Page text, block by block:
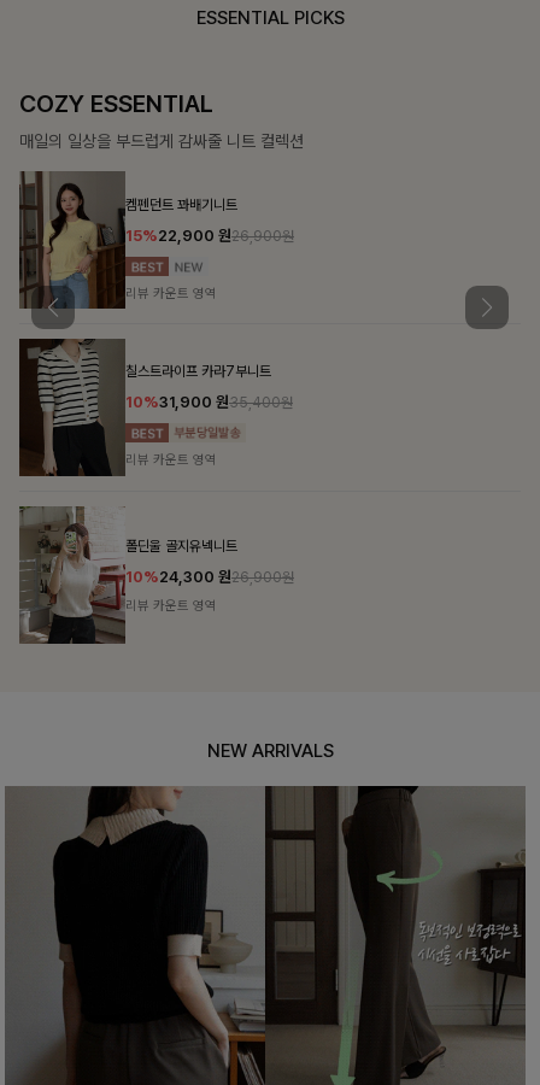
ESSENTIAL PICKS
COZY ESSENTIAL
매일의 일상을 부드럽게 감싸줄 니트 컬렉션
켐펜던트 꽈배기니트
15%22,900 원26,900원
리뷰 카운트 영역
칠스트라이프 카라7부니트
10%31,900 원35,400원
리뷰 카운트 영역
폴딘울 골지유넥니트
10%24,300 원26,900원
리뷰 카운트 영역
NEW ARRIVALS